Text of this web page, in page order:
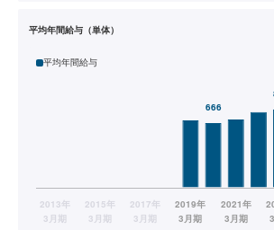
平均年間給与（単体）
平均年間給与